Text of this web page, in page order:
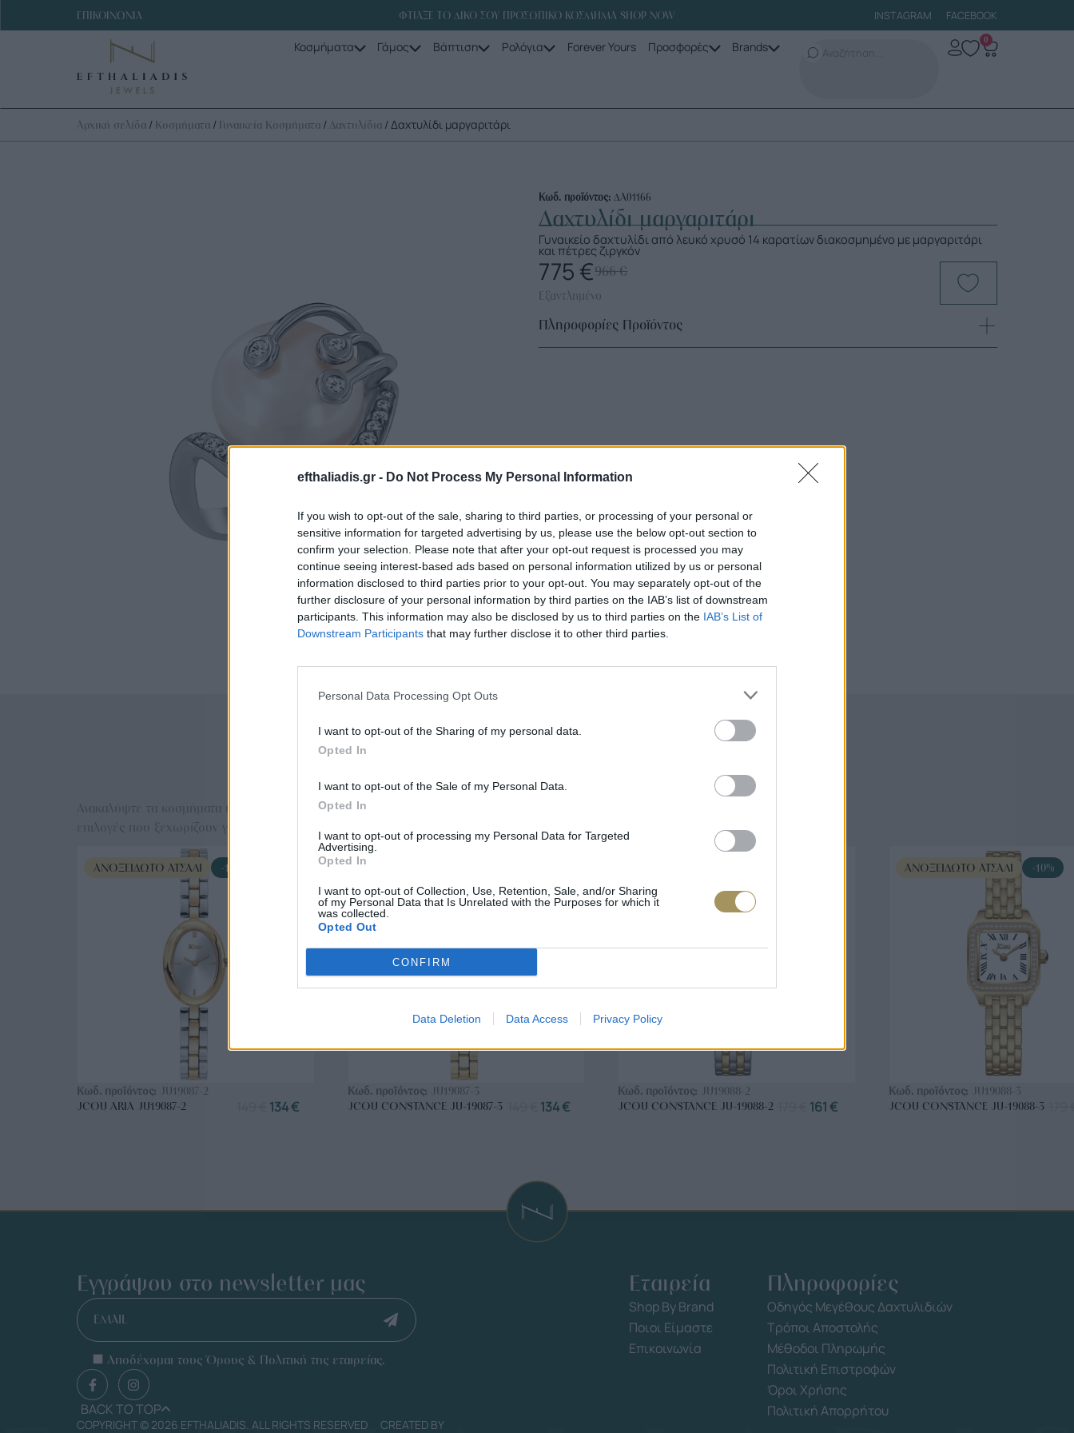
efthaliadis.gr - Do Not Process My Personal Information
If you wish to opt-out of the sale, sharing to third parties, or processing of your personal or
sensitive information for targeted advertising by us, please use the below opt-out section to
confirm your selection. Please note that after your opt-out request is processed you may
continue seeing interest-based ads based on personal information utilized by us or personal
information disclosed to third parties prior to your opt-out. You may separately opt-out of the
further disclosure of your personal information by third parties on the IAB’s list of downstream
participants. This information may also be disclosed by us to third parties on the IAB’s List of
Downstream Participants that may further disclose it to other third parties.
Personal Data Processing Opt Outs
I want to opt-out of the Sharing of my personal data.
Opted In
I want to opt-out of the Sale of my Personal Data.
Opted In
I want to opt-out of processing my Personal Data for Targeted
Advertising.
Opted In
I want to opt-out of Collection, Use, Retention, Sale, and/or Sharing
of my Personal Data that Is Unrelated with the Purposes for which it
was collected.
Opted Out
CONFIRM
Data Deletion Data Access Privacy Policy
ΕΠΙΚΟΙΝΩΝΙΑ ΦΤΙΑΞΕ ΤΟ ΔΙΚΟ ΣΟΥ ΠΡΟΣΩΠΙΚΟ ΚΟΣΜΗΜΑ SHOP NOW INSTAGRAM FACEBOOK
Κοσμήματα Γάμος Βάπτιση Ρολόγια Forever Yours Προσφορές Brands 0
Αρχική σελίδα / Κοσμήματα / Γυναικεία Κοσμήματα / Δαχτυλίδια / Δαχτυλίδι μαργαριτάρι
Κωδ. προϊόντος:ΔΑ01166
Δαχτυλίδι μαργαριτάρι
Γυναικείο δαχτυλίδι από λευκό χρυσό 14 καρατίων διακοσμημένο με μαργαριτάρι
και πέτρες ζιργκόν
966€
775 €
Εξαντλημένο
Πληροφορίες Προϊόντος
Επιλογές Που Ταιριάζουν
Ανακαλύψτε τα κοσμήματα που αγαπήθηκαν περισσότερο! Εδώ θα βρείτε τις κορυφαίες
ΑΓΟΡΑ ΤΩΡΑ
ΑΝΟΞΕΊΔΩΤΟ ΑΤΣΆΛΙ -10%
Κωδ. προϊόντος: JU19087-2
JCOU ARIA JU19087-2
134€
ΑΓΟΡΑ ΤΩΡΑ
ΑΝΟΞΕΊΔΩΤΟ ΑΤΣΆΛΙ
Κωδ. προϊόντος: JU19087-3
JCOU CONSTANCE JU-19087-3
134€
ΑΓΟΡΑ ΤΩΡΑ
Κωδ. προϊόντος: JU19088-2
JCOU CONSTANCE JU-19088-2
161€
ΑΓΟΡΑ ΤΩΡΑ
ΑΝΟΞΕΊΔΩΤΟ ΑΤΣΆΛΙ -10%
Κωδ. προϊόντος: JU19088-3
JCOU CONSTANCE JU-19088-3
Εγγράψου στο newsletter μας
EMAIL
Αποδέχομαι τους Όρους & Πολιτική της εταιρείας.
BACK TO TOP
Εταιρεία
Shop By Brand
Ποιοι Είμαστε
Επικοινωνία
Πληροφορίες
Οδηγός Μεγέθους Δαχτυλιδιών
Τρόποι Αποστολής
Μέθοδοι Πληρωμής
Πολιτική Επιστροφών
Όροι Χρήσης
Πολιτική Απορρήτου
COPYRIGHT © 2026 EFTHALIADIS. ALL RIGHTS RESERVED CREATED BY